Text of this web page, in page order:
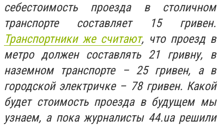
себестоимость проезда в столичном
транспорте составляет 15 гривен.
Транспортники же считают, что проезд в
метро должен составлять 21 гривну, в
наземном транспорте – 25 гривен, а в
городской электричке – 78 гривен. Какой
будет стоимость проезда в будущем мы
узнаем, а пока журналисты 44.ua решили